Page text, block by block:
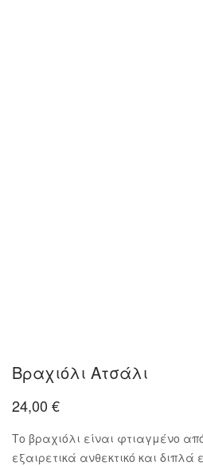
Βραχιόλι Ατσάλι
24,00 €
Το βραχιόλι είναι φτιαγμένο
εξαιρετικά ανθεκτικό και